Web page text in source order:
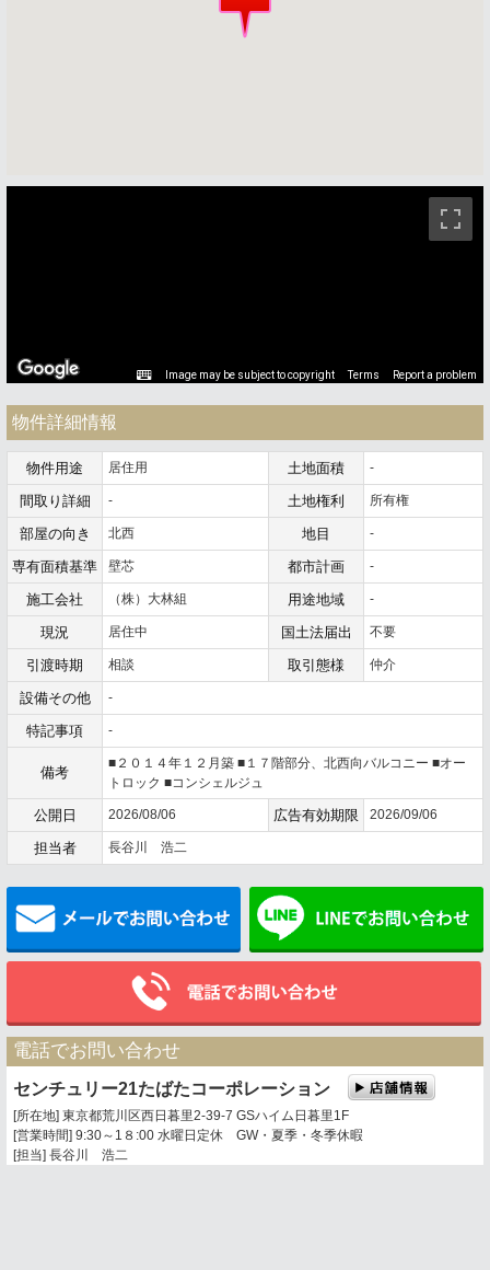
Image may be subject to copyright Terms Report a problem
物件詳細情報
物件用途 居住用 土地面積 -
間取り詳細 - 土地権利 所有権
部屋の向き 北西 地目 -
専有面積基準 壁芯 都市計画 -
施工会社 （株）大林組 用途地域 -
現況 居住中 国土法届出 不要
引渡時期 相談 取引態様 仲介
設備その他 -
特記事項 -
備考
■２０１４年１２月築 ■１７階部分、北西向バルコニー ■オー
トロック ■コンシェルジュ
公開日 2026/08/06 広告有効期限 2026/09/06
担当者 長谷川 浩二
メールでお問い合わせ
電話でお問い合わせ
センチュリー21たばたコーポレーション
[所在地] 東京都荒川区西日暮里2-39-7 GSハイム日暮里1F
[営業時間] 9:30～1８:00 水曜日定休 GW・夏季・冬季休暇
[担当] 長谷川 浩二